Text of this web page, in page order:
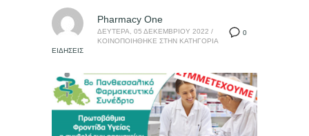
0
Pharmacy One
ΔΕΥΤΈΡΑ, 05 ΔΕΚΕΜΒΡΊΟΥ 2022 /
ΚΟΙΝΟΠΟΙΉΘΗΚΕ ΣΤΗΝ ΚΑΤΗΓΟΡΊΑ
ΕΙΔΉΣΕΙΣ